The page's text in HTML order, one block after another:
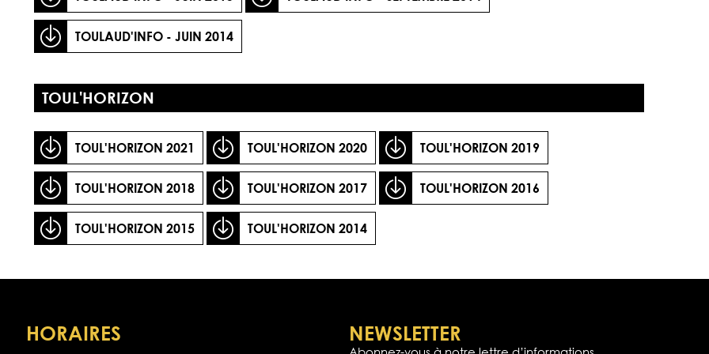
TOULAUD'INFO - JUIN 2014
TOUL'HORIZON
TOUL'HORIZON 2021 TOUL'HORIZON 2020 TOUL'HORIZON 2019
TOUL'HORIZON 2018 TOUL'HORIZON 2017 TOUL'HORIZON 2016
TOUL'HORIZON 2015 TOUL'HORIZON 2014
HORAIRES NEWSLETTER